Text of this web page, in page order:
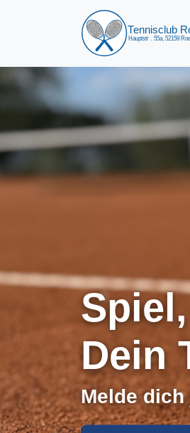
Dein
Melde